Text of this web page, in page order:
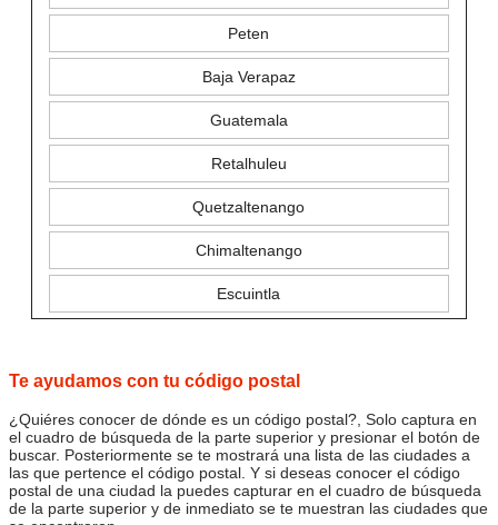
Peten
Baja Verapaz
Guatemala
Retalhuleu
Quetzaltenango
Chimaltenango
Escuintla
Te ayudamos con tu código postal
¿Quiéres conocer de dónde es un código postal?, Solo captura en
el cuadro de búsqueda de la parte superior y presionar el botón de
buscar. Posteriormente se te mostrará una lista de las ciudades a
las que pertence el código postal. Y si deseas conocer el código
postal de una ciudad la puedes capturar en el cuadro de búsqueda
de la parte superior y de inmediato se te muestran las ciudades que